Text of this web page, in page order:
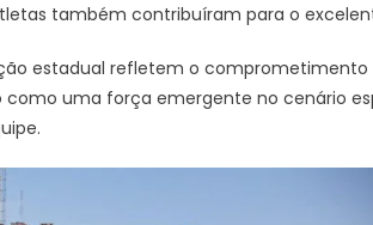
também contribuíram para o
estadual refletem o
uma força emergente no cenário